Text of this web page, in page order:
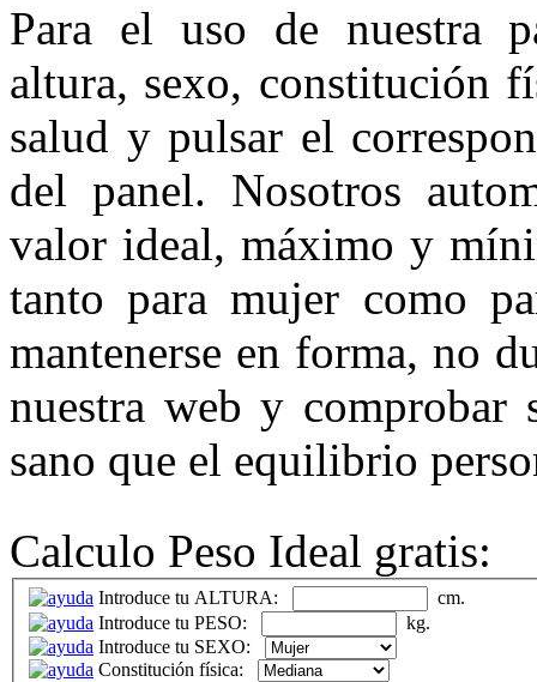
Para el uso de nuestra
altura, sexo, constitución
salud y pulsar el
del panel. Nosotros
valor ideal, máximo y
tanto para mujer como
mantenerse en forma, no
nuestra web y comprobar
sano que el equilibrio
Calculo Peso Ideal gratis:
Introduce tu ALTURA:
cm.
Introduce tu PESO:
kg.
Introduce tu SEXO:
Constitución física: